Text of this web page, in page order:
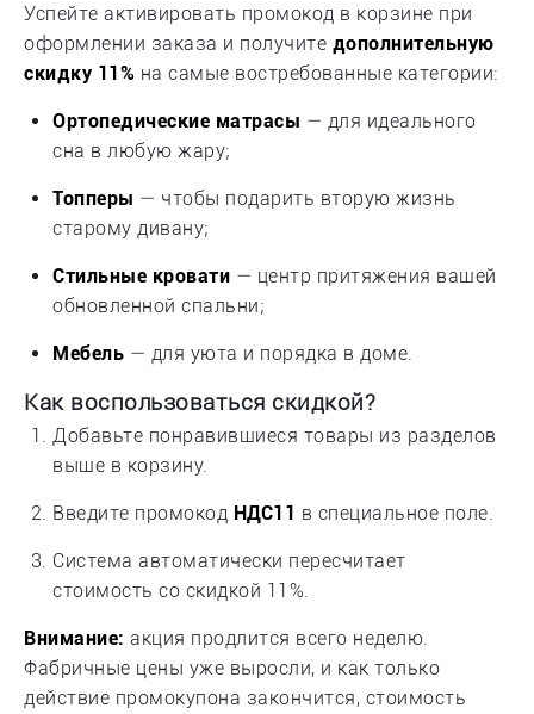
Успейте активировать промокод в корзине при
оформлении заказа и получите дополнительную
скидку 11% на самые востребованные категории:
Ортопедические матрасы — для идеального
сна в любую жару;
Топперы — чтобы подарить вторую жизнь
старому дивану;
Стильные кровати — центр притяжения вашей
обновленной спальни;
Мебель — для уюта и порядка в доме.
Как воспользоваться скидкой?
Добавьте понравившиеся товары из разделов
выше в корзину.
Введите промокод НДС11 в специальное поле.
Система автоматически пересчитает
стоимость со скидкой 11%.
Внимание: акция продлится всего неделю.
Фабричные цены уже выросли, и как только
действие промокупона закончится, стоимость